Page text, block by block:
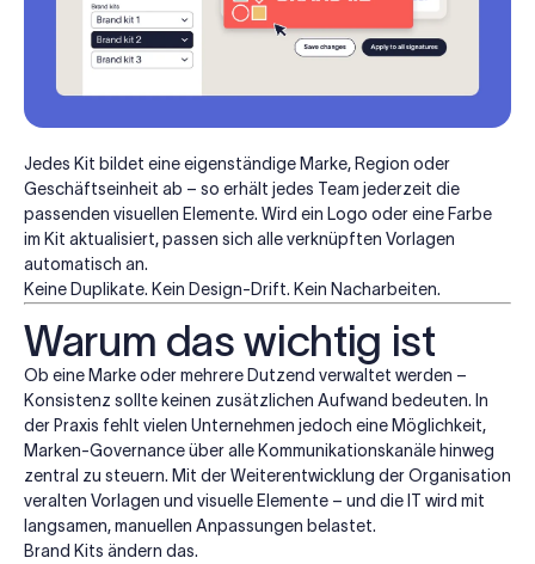
Jedes Kit bildet eine eigenständige Marke, Region oder
Geschäftseinheit ab – so erhält jedes Team jederzeit die
passenden visuellen Elemente. Wird ein Logo oder eine Farbe
im Kit aktualisiert, passen sich alle verknüpften Vorlagen
automatisch an.
Keine Duplikate. Kein Design-Drift. Kein Nacharbeiten.
Warum das wichtig ist
Ob eine Marke oder mehrere Dutzend verwaltet werden –
Konsistenz sollte keinen zusätzlichen Aufwand bedeuten. In
der Praxis fehlt vielen Unternehmen jedoch eine Möglichkeit,
Marken-Governance über alle Kommunikationskanäle hinweg
zentral zu steuern. Mit der Weiterentwicklung der Organisation
veralten Vorlagen und visuelle Elemente – und die IT wird mit
langsamen, manuellen Anpassungen belastet.
Brand Kits ändern das.